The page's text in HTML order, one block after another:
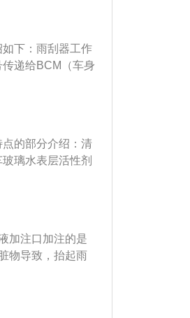
，或者是玻璃水
及时更换新的玻
统的核心。雨刮
在前挡风玻璃上
构的作用是减速
运动改变为左右
下：雨刮器工作
递给BCM（车身
雨刮臂动作，才
。
的部分介绍：清
璃水表层活性剂
污的作用。防冻
形成雾滴，保障
加注口加注的是
物导致，抬起雨
刮器不与玻璃紧
磨光滑，雨刷就